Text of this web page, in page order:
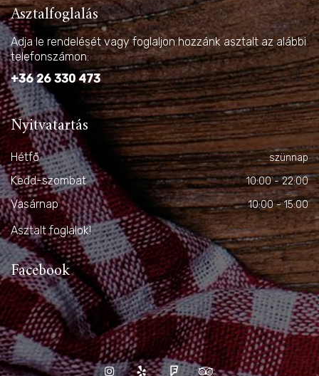
Asztalfoglalás
Adja le rendelését vagy foglaljon hozzánk asztalt az alábbi
telefonszámon:
+36 26 330 473
Nyitvatartás
Hétfő szünnap
Kedd-szombat 10:00 - 22:00
Vasárnap 10:00 - 15:00
Asztalt foglalok!
Facebook